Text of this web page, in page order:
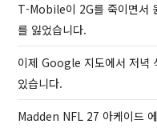
T-Mobile이 2G를 죽이면서
를 잃었습니다.
이제 Google 지도에서 저녁
있습니다.
Madden NFL 27 아케이드